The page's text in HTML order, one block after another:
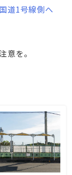
国道1号線側へ
意を。